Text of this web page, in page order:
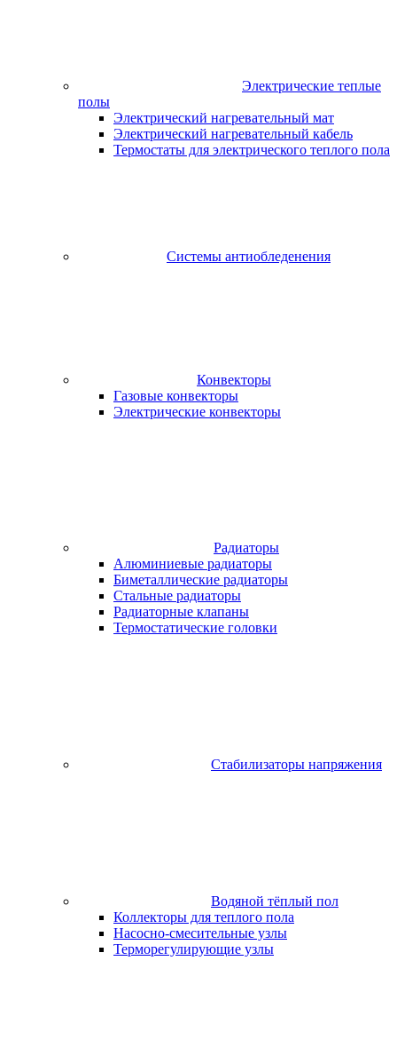
Электрические теплые
полы
Электрический нагревательный мат
Электрический нагревательный кабель
Термостаты для электрического теплого пола
Системы антиобледенения
Конвекторы
Газовые конвекторы
Электрические конвекторы
Радиаторы
Алюминиевые радиаторы
Биметаллические радиаторы
Стальные радиаторы
Радиаторные клапаны
Термостатические головки
Стабилизаторы напряжения
Водяной тёплый пол
Коллекторы для теплого пола
Насосно-смесительные узлы
Терморегулирующие узлы